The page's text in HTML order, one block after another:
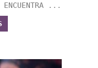
ENCUENTRA ...